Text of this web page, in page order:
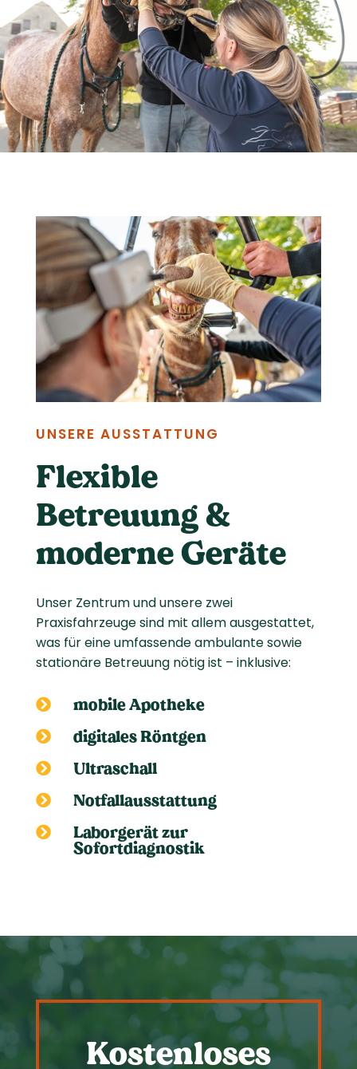
UNSERE AUSSTATTUNG
Flexible
Betreuung &
moderne Geräte
Unser Zentrum und unsere zwei
Praxisfahrzeuge sind mit allem ausgestattet,
was für eine umfassende ambulante sowie
stationäre Betreuung nötig ist – inklusive:
 mobile Apotheke
 digitales Röntgen
 Ultraschall
 Notfallausstattung
 Laborgerät zur
Sofortdiagnostik
Kostenloses